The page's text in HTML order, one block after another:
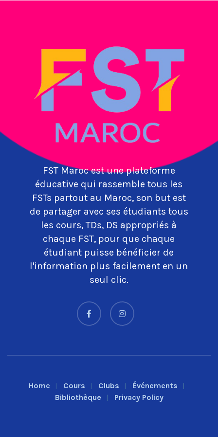
FST Maroc est une plateforme
éducative qui rassemble tous les
FSTs partout au Maroc, son but est
de partager avec ses étudiants tous
les cours, TDs, DS appropriés à
chaque FST, pour que chaque
étudiant puisse bénéficier de
l'information plus facilement en un
seul clic.
Home Cours Clubs
Événements
Bibliothèque
Privacy Policy